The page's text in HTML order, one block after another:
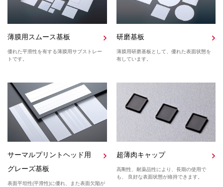
薄膜用スムース基板
優れた平滑性を有する薄膜用サブストレー
トです。
研磨基板
薄膜用研磨基板として、優れた表面状態を
有しています。
サーマルプリントヘッド用
グレーズ基板
表面平坦性(平滑性)に優れ、また表面欠陥が
超薄肉キャップ
高剛性、耐薬品性により、長期の使用で
も、 良好な表面状態が維持できます。